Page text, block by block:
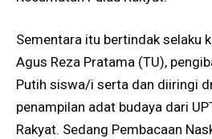
Sementara itu bertindak selaku
Agus Reza Pratama (TU),
Putih siswa/i serta dan diiringi
penampilan adat budaya dari
Rakyat. Sedang Pembacaan